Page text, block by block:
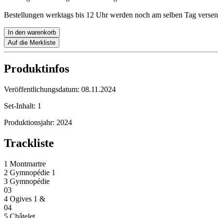
Bestellungen werktags bis 12 Uhr werden noch am selben Tag
In den warenkorb
Auf die Merkliste
Produktinfos
Veröffentlichungsdatum: 08.11.2024
Set-Inhalt: 1
Produktionsjahr: 2024
Trackliste
1 Montmartre
2 Gymnopédie 1
3 Gymnopédie
03
4 Ogives 1 &
04